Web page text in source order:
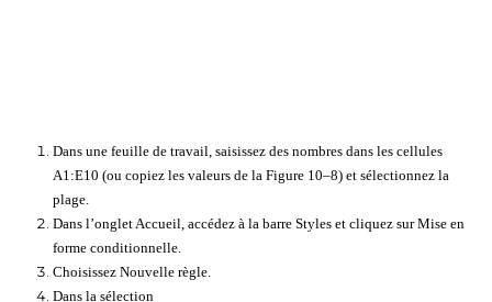
Dans une feuille de travail, saisissez des nombres dans les cellules
A1:E10 (ou copiez les valeurs de la Figure 10–8) et sélectionnez la
plage.
Dans l’onglet Accueil, accédez à la barre Styles et cliquez sur Mise en
forme conditionnelle.
Choisissez Nouvelle règle.
Dans la sélection